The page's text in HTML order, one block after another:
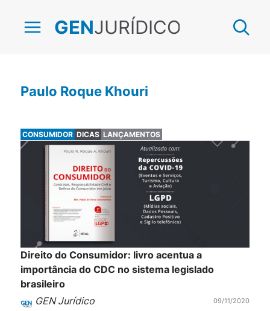
GENJURÍDICO
Paulo Roque Khouri
CONSUMIDOR DICAS LANÇAMENTOS
Direito do Consumidor: livro acentua a
importância do CDC no sistema legislado
brasileiro
GEN Jurídico
09/11/2020